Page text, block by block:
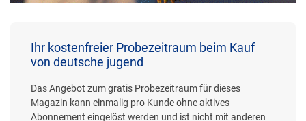
Ihr kostenfreier Probezeitraum beim Kauf
von deutsche jugend
Das Angebot zum gratis Probezeitraum für dieses
Magazin kann einmalig pro Kunde ohne aktives
Abonnement eingelöst werden und ist nicht mit anderen